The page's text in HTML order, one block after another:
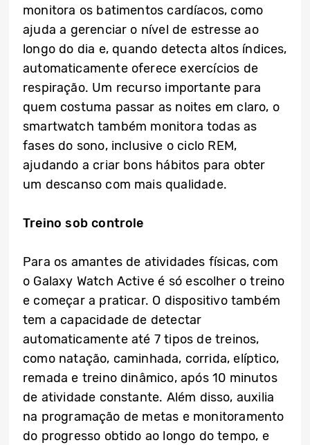
monitora os batimentos cardíacos, como
ajuda a gerenciar o nível de estresse ao
longo do dia e, quando detecta altos índices,
automaticamente oferece exercícios de
respiração. Um recurso importante para
quem costuma passar as noites em claro, o
smartwatch também monitora todas as
fases do sono, inclusive o ciclo REM,
ajudando a criar bons hábitos para obter
um descanso com mais qualidade.
Treino sob controle
Para os amantes de atividades físicas, com
o Galaxy Watch Active é só escolher o treino
e começar a praticar. O dispositivo também
tem a capacidade de detectar
automaticamente até 7 tipos de treinos,
como natação, caminhada, corrida, elíptico,
remada e treino dinâmico, após 10 minutos
de atividade constante. Além disso, auxilia
na programação de metas e monitoramento
do progresso obtido ao longo do tempo, e